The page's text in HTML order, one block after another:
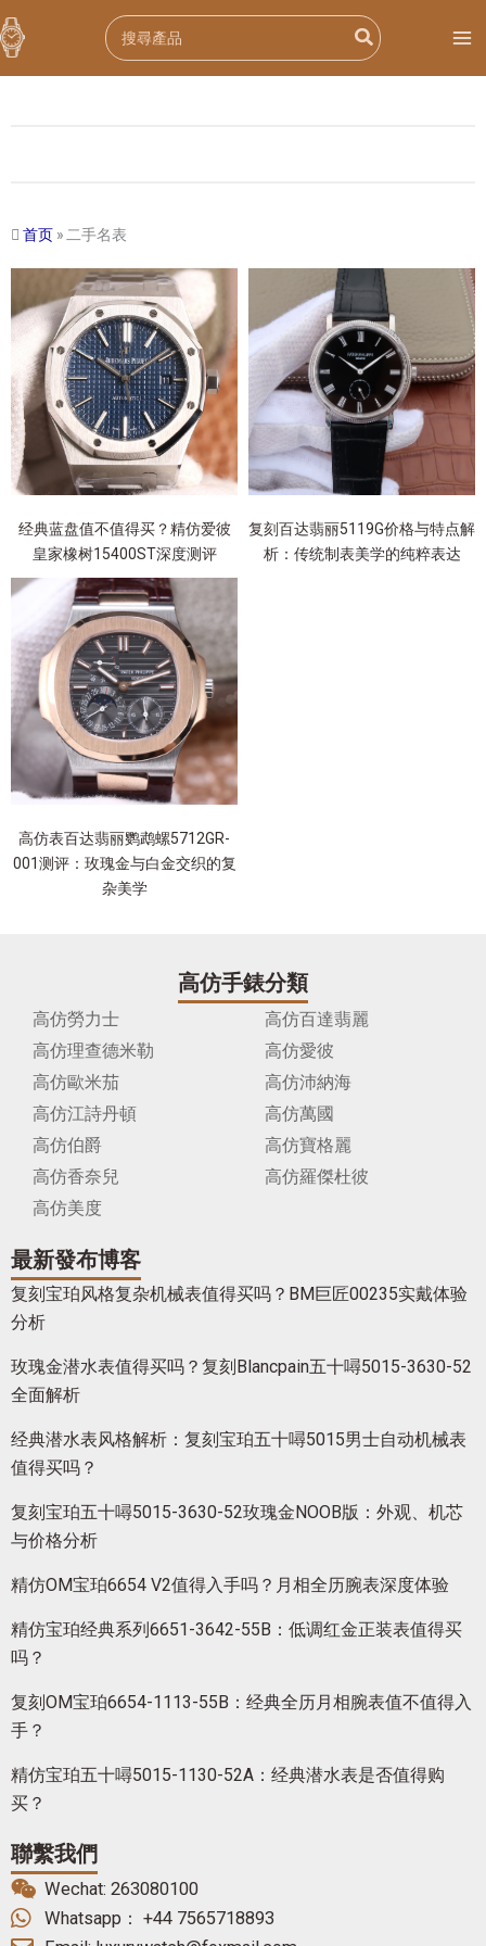
跳
至
内
Search
for:
首页 » 二手名表
经典蓝盘值不值得买？精仿爱彼
皇家橡树15400ST深度测评
复刻百达翡丽5119G价格与特点解
析：传统制表美学的纯粹表达
高仿表百达翡丽鹦鹉螺5712GR-
001测评：玫瑰金与白金交织的复
杂美学
高仿手錶分類
高仿勞力士
高仿百達翡麗
高仿理查德米勒
高仿愛彼
高仿歐米茄
高仿沛納海
高仿江詩丹頓
高仿萬國
高仿伯爵
高仿寶格麗
高仿香奈兒
高仿羅傑杜彼
高仿美度
最新發布博客
复刻宝珀风格复杂机械表值得买吗？BM巨匠00235实戴体验
分析
玫瑰金潜水表值得买吗？复刻Blancpain五十噚5015-3630-52
全面解析
经典潜水表风格解析：复刻宝珀五十噚5015男士自动机械表
值得买吗？
复刻宝珀五十噚5015-3630-52玫瑰金NOOB版：外观、机芯
与价格分析
精仿OM宝珀6654 V2值得入手吗？月相全历腕表深度体验
精仿宝珀经典系列6651-3642-55B：低调红金正装表值得买
吗？
复刻OM宝珀6654-1113-55B：经典全历月相腕表值不值得入
手？
精仿宝珀五十噚5015-1130-52A：经典潜水表是否值得购
买？
聯繫我們
Wechat: 263080100
Whatsapp： +44 7565718893